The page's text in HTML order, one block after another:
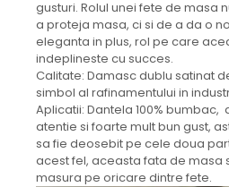
gusturi. Rolul unei fete de masa
a proteja masa, ci si de a da o
eleganta in plus, rol pe care
indeplineste cu succes.
Calitate: Damasc dublu satinat
simbol al rafinamentului in
Aplicatii: Dantela 100%
atentie si foarte mult bun gust,
sa fie deosebit pe cele doua
acest fel, aceasta fata de masa
masura pe oricare dintre fete.